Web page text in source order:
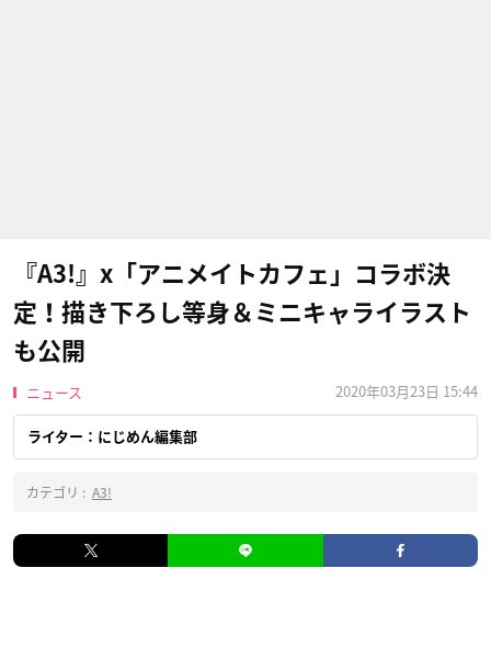
『A3!』x「アニメイトカフェ」コラボ決
定！描き下ろし等身＆ミニキャライラスト
も公開
ニュース 2020年03月23日 15:44
ライター：にじめん編集部
カテゴリ : A3!